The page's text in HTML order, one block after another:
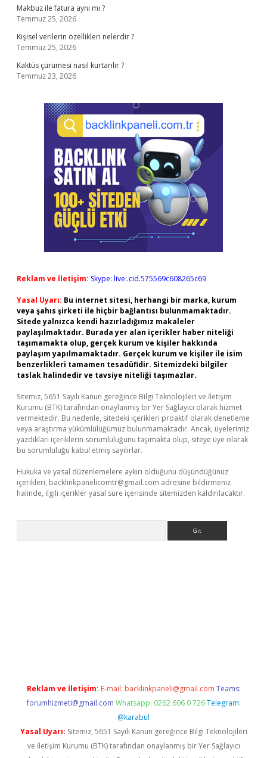
Makbuz ile fatura aynı mı ?
Temmuz 25, 2026
Kişisel verilerin özellikleri nelerdir ?
Temmuz 25, 2026
Kaktüs çürümesi nasıl kurtarılır ?
Temmuz 23, 2026
Reklam ve İletişim: Skype: live:.cid.575569c608265c69
Yasal Uyarı: Bu internet sitesi, herhangi bir marka, kurum
veya şahıs şirketi ile hiçbir bağlantısı bulunmamaktadır.
Sitede yalnızca kendi hazırladığımız makaleler
paylaşılmaktadır. Burada yer alan içerikler haber niteliği
taşımamakta olup, gerçek kurum ve kişiler hakkında
paylaşım yapılmamaktadır. Gerçek kurum ve kişiler ile isim
benzerlikleri tamamen tesadüfidir. Sitemizdeki bilgiler
taslak halindedir ve tavsiye niteliği taşımazlar.
Sitemiz, 5651 Sayılı Kanun gereğince Bilgi Teknolojileri ve İletişim
Kurumu (BTK) tarafından onaylanmış bir Yer Sağlayıcı olarak hizmet
vermektedir. Bu nedenle, sitedeki içerikleri proaktif olarak denetleme
veya araştırma yükümlülüğümüz bulunmamaktadır. Ancak, üyelerimiz
yazdıkları içeriklerin sorumluluğunu taşımakta olup, siteye üye olarak
bu sorumluluğu kabul etmiş sayılırlar.
Hukuka ve yasal düzenlemelere aykırı olduğunu düşündüğünüz
içerikleri, backlinkpanelicomtr@gmail.com adresine bildirmeniz
halinde, ilgili içerikler yasal süre içerisinde sitemizden kaldırılacaktır.
Reklam ve İletişim: E-mail: backlinkpaneli@gmail.com Teams:
forumhizmeti@gmail.com Whatsapp: 0262 606 0 726 Telegram:
@karabul
Yasal Uyarı: Sitemiz, 5651 Sayılı Kanun gereğince Bilgi Teknolojileri
ve İletişim Kurumu (BTK) tarafından onaylanmış bir Yer Sağlayıcı